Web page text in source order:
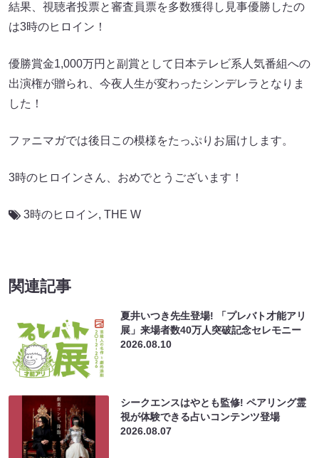
結果、視聴者投票と審査員票を多数獲得し見事優勝したの
は3時のヒロイン！
優勝賞金1,000万円と副賞として日本テレビ系人気番組への
出演権が贈られ、今夜人生が変わったシンデレラとなりま
した！
ファニマガでは後日この模様をたっぷりお届けします。
3時のヒロインさん、おめでとうございます！
3時のヒロイン, THE W
関連記事
夏井いつき先生登場! 「プレバト才能アリ
展」来場者数40万人突破記念セレモニー
2026.08.10
シークエンスはやとも監修! ペアリング霊
視が体験できる占いコンテンツ登場
2026.08.07